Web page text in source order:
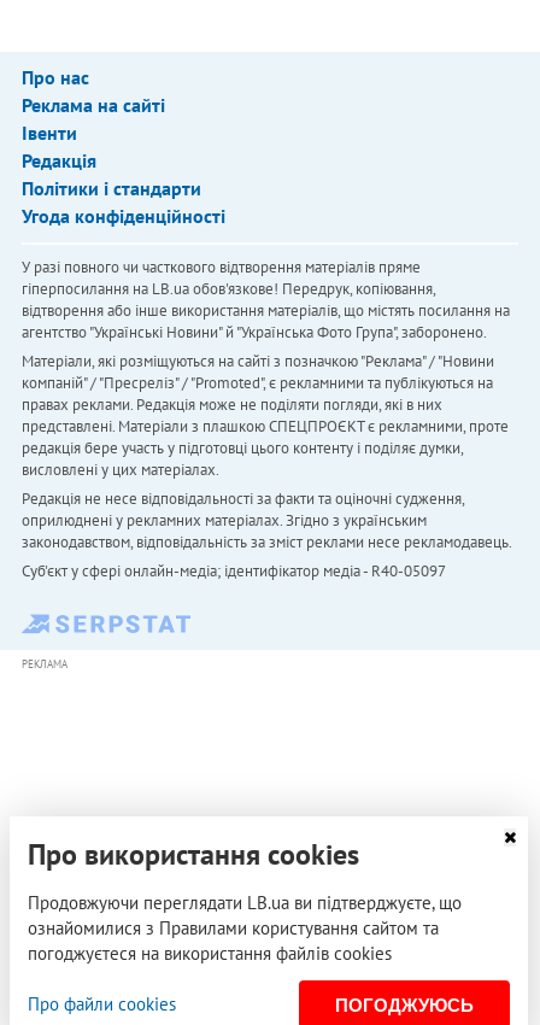
Про нас
Реклама на сайті
Івенти
Редакція
Політики і стандарти
Угода конфіденційності
У разі повного чи часткового відтворення матеріалів пряме
гіперпосилання на LB.ua обов'язкове! Передрук, копіювання,
відтворення або інше використання матеріалів, що містять посилання на
агентство "Українськi Новини" й "Українська Фото Група", заборонено.
Матеріали, які розміщуються на сайті з позначкою "Реклама" / "Новини
компаній" / "Пресреліз" / "Promoted", є рекламними та публікуються на
правах реклами. Редакція може не поділяти погляди, які в них
представлені. Матеріали з плашкою СПЕЦПРОЄКТ є рекламними, проте
редакція бере участь у підготовці цього контенту і поділяє думки,
висловлені у цих матеріалах.
Редакція не несе відповідальності за факти та оціночні судження,
оприлюднені у рекламних матеріалах. Згідно з українським
законодавством, відповідальність за зміст реклами несе рекламодавець.
Cуб'єкт у сфері онлайн-медіа; ідентифікатор медіа - R40-05097
РЕКЛАМА
Про використання cookies
Продовжуючи переглядати LB.ua ви підтверджуєте, що
ознайомилися з Правилами користування сайтом та
погоджуєтеся на використання файлів cookies
Про файли cookies ПОГОДЖУЮСЬ